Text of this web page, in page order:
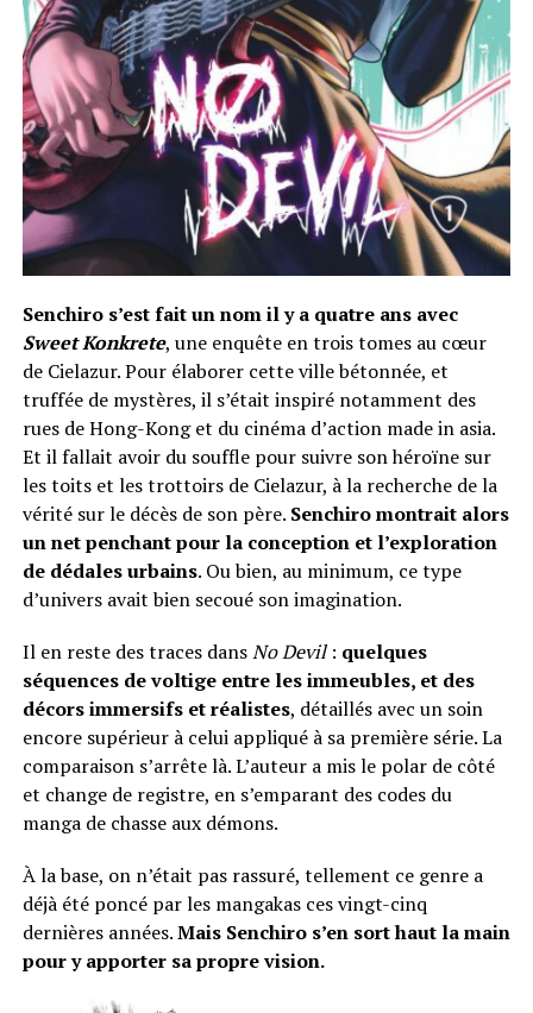
Senchiro s’est fait un nom il y a quatre ans avec
Sweet Konkrete, une enquête en trois tomes au cœur
de Cielazur. Pour élaborer cette ville bétonnée, et
truffée de mystères, il s’était inspiré notamment des
rues de Hong-Kong et du cinéma d’action made in asia.
Et il fallait avoir du souffle pour suivre son héroïne sur
les toits et les trottoirs de Cielazur, à la recherche de la
vérité sur le décès de son père. Senchiro montrait alors
un net penchant pour la conception et l’exploration
de dédales urbains. Ou bien, au minimum, ce type
d’univers avait bien secoué son imagination.
Il en reste des traces dansNo Devil: quelques
séquences de voltige entre les immeubles, et des
décors immersifs et réalistes, détaillés avec un soin
encore supérieur à celui appliqué à sa première série. La
comparaison s’arrête là. L’auteur a mis le polar de côté
et change de registre, en s’emparant des codes du
manga de chasse aux démons.
À la base, on n’était pas rassuré, tellement ce genre a
déjà été poncé par les mangakas ces vingt-cinq
dernières années.Mais Senchiro s’en sort haut la main
pour y apporter sa propre vision.